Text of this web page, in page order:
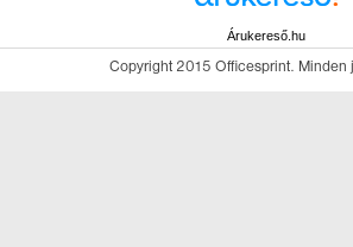
Árukereső.hu
Copyright 2015 Officesprint. Minden